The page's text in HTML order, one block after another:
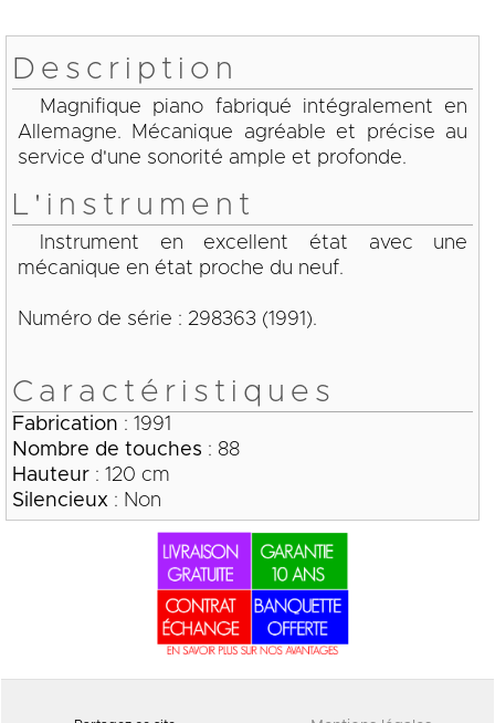
Description
Magnifique piano fabriqué intégralement en
Allemagne. Mécanique agréable et précise au
service d'une sonorité ample et profonde.
L'instrument
Instrument en excellent état avec une
mécanique en état proche du neuf.
Numéro de série : 298363 (1991).
Caractéristiques
Fabrication : 1991
Nombre de touches : 88
Hauteur: 120 cm
Silencieux : Non